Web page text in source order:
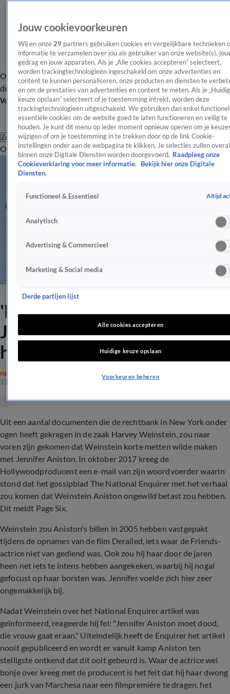
OverzichtAfleveringen Entertainment TV Algemeen
Tip
de redactieNieuwsbrief
Volg Shownieuws
Zoeken
OverzichtEntertainmentSpraakmakendRealityCrimeVideo's
'Harvey Weinstein wilde
Jennifer Aniston dood
hebben'
NEDERLAND
11 mrt 2020, 02:15
Uit een aantal documenten die de rechtbank in New York onder
ogen heeft gekregen in de zaak Harvey Weinstein, zou naar
voren zijn gekomen dat Weinstein korte metten wilde maken
met Jennifer Aniston. In oktober 2017 kreeg de
Hollywoodproducent een e-mail van zijn woordvoerder waarin
stond dat het gossipblad The National Enquirer met het verhaal
zou komen dat Weinstein Aniston ongewild betast zou hebben.
Dit meldt Page Six.
Weinstein zou Aniston's billen in 2005 hebben vastgepakt
tijdens de opnames van de film Derailed, iets waar de Friends-
actrice niet van gediend was. Ook zou hij haar door de jaren
heen net iets te intens hebben aangekeken, waarbij hij nogal
gefocust op haar borsten was. Jennifer voelde zich hier zeer
ongemakkelijk bij.
Nadat Weinstein over het National Enquirer artikel was
geïnformeerd, reageerde hij fel: "Jennifer Aniston moet dood,
die vrouw gaat eraan." Uiteindelijk heeft de Enquirer het artikel
nooit gepubliceerd en wordt er vanuit kamp Aniston ten
stelligste ontkend dat dit ooit gebeurd is. Waar de actrice wel
bonje over kreeg met de producent is het feit dat hij haar dwong
een jurk van Marchesa naar een filmpremière te dragen, het
Jouw cookievoorkeuren
Wij en onze 29 partners gebruiken cookies en vergelijkbare technieken
informatie te verzamelen over jou als gebruiker van onze website(s),
gedrag en jouw apparaten. Als je „Alle cookies accepteren” selecteert,
worden trackingtechnologieën ingeschakeld om onze advertenties en
content te kunnen personaliseren, onze producten en diensten te
en om de prestaties van advertenties en content te meten. Als je
keuze opslaan” selecteert of je toestemming intrekt, worden deze
trackingtechnologieën uitgeschakeld. We gebruiken dan enkel
essentiële cookies om de website goed te laten functioneren en veilig te
houden. Je kunt dit menu op ieder moment opnieuw openen om je
wijzigen of om je toestemming in te trekken door op de link Cookie-
instellingen onder aan de webpagina te klikken. Je selecties zullen overal
binnen onze Digitale Diensten worden doorgevoerd. Raadpleeg onze
Cookieverklaring voor meer informatie.
Bekijk hier onze Digitale
Diensten.
Functioneel & Essentieel Altijd
Analytisch
Advertising & Commercieel
Marketing & Social media
Derde partijen lijst
Alle cookies accepteren
Huidige keuze opslaan
Voorkeuren beheren